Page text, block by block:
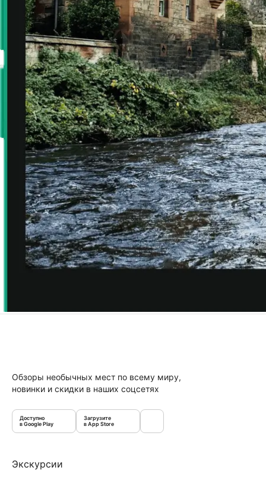
Обзоры необычных мест по всему миру,
новинки и скидки в наших соцсетях
Доступно
в Google Play
Загрузите
в App Store
Экскурсии